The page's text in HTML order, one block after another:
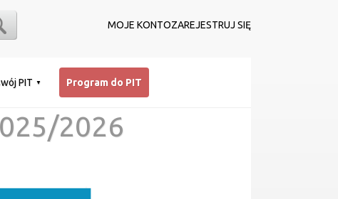
MOJE KONTOZAREJESTRUJ SIĘ
PIT Program do PIT
2026